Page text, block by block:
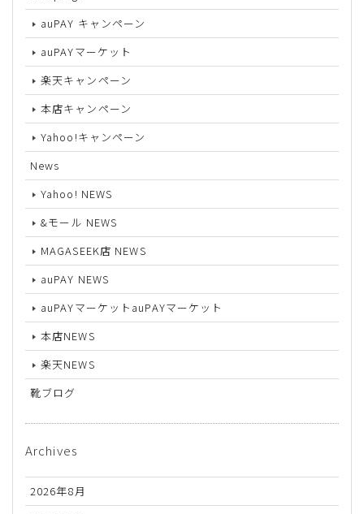
auPAY キャンペーン
auPAYマーケット
楽天キャンペーン
本店キャンペーン
Yahoo!キャンペーン
News
Yahoo! NEWS
&モール NEWS
MAGASEEK店 NEWS
auPAY NEWS
auPAYマーケットauPAYマーケット
本店NEWS
楽天NEWS
靴ブログ
Archives
2026年8月